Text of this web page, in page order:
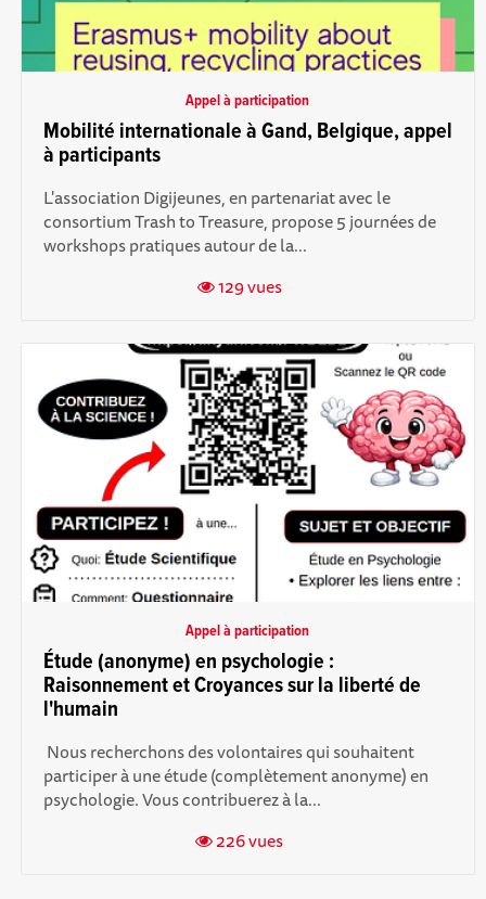
Appel à participation
Mobilité internationale à Gand, Belgique, appel
à participants
L'association Digijeunes, en partenariat avec le
consortium Trash to Treasure, propose 5 journées de
workshops pratiques autour de la...
129 vues
Appel à participation
Étude (anonyme) en psychologie :
Raisonnement et Croyances sur la liberté de
l'humain
‎ Nous recherchons des volontaires qui souhaitent
participer à une étude (complètement anonyme) en
psychologie. Vous contribuerez à la...
226 vues